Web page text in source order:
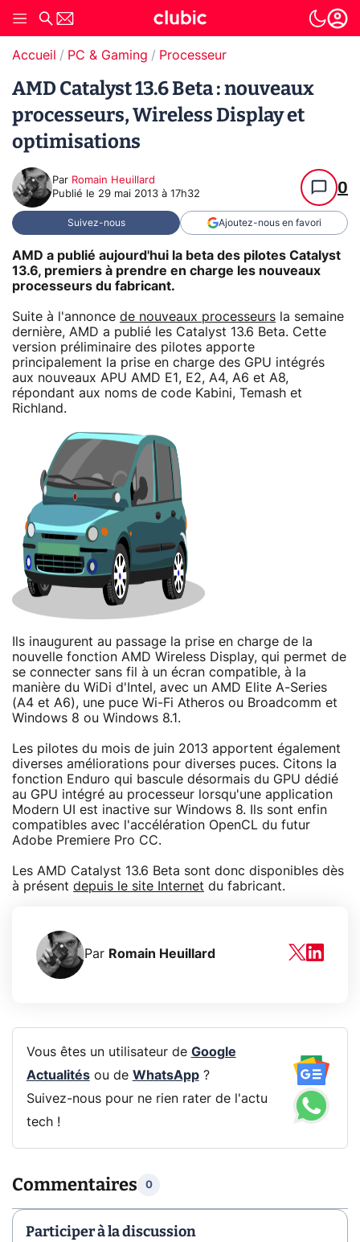
Accueil PC & Gaming Processeur
AMD Catalyst 13.6 Beta : nouveaux
processeurs, Wireless Display et
optimisations
Par Romain Heuillard
Publié le 29 mai 2013 à 17h32 0
Suivez-nous Ajoutez-nous en favori
AMD a publié aujourd'hui la beta des pilotes Catalyst
13.6, premiers à prendre en charge les nouveaux
processeurs du fabricant.
Suite à l'annonce de nouveaux processeurs la semaine
dernière, AMD a publié les Catalyst 13.6 Beta. Cette
version préliminaire des pilotes apporte
principalement la prise en charge des GPU intégrés
aux nouveaux APU AMD E1, E2, A4, A6 et A8,
répondant aux noms de code Kabini, Temash et
Richland.
Ils inaugurent au passage la prise en charge de la
nouvelle fonction AMD Wireless Display, qui permet de
se connecter sans fil à un écran compatible, à la
manière du WiDi d'Intel, avec un AMD Elite A-Series
(A4 et A6), une puce Wi-Fi Atheros ou Broadcomm et
Windows 8 ou Windows 8.1.
Les pilotes du mois de juin 2013 apportent également
diverses améliorations pour diverses puces. Citons la
fonction Enduro qui bascule désormais du GPU dédié
au GPU intégré au processeur lorsqu'une application
Modern UI est inactive sur Windows 8. Ils sont enfin
compatibles avec l'accélération OpenCL du futur
Adobe Premiere Pro CC.
Les AMD Catalyst 13.6 Beta sont donc disponibles dès
à présent depuis le site Internet du fabricant.
Par Romain Heuillard
Vous êtes un utilisateur de Google
Actualitésou de WhatsApp?
Suivez-nous pour ne rien rater de l'actu
tech !
Commentaires 0
Participer à la discussion